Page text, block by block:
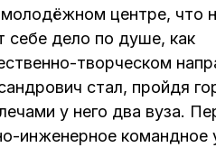
центре, что
себе дело по душе, как
творческом
стал, пройдя
у него два вуза.
инженерное командное